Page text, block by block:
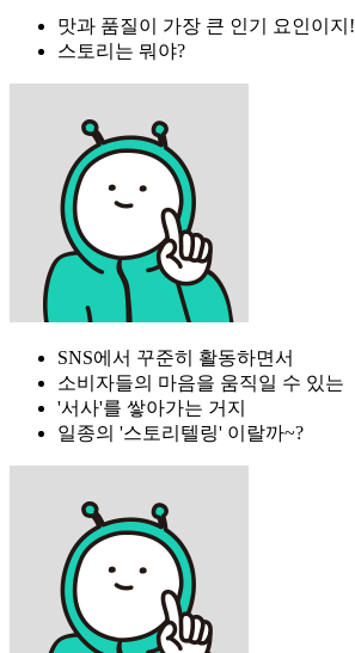
맛과 품질이 가장 큰 인기 요인이지!
스토리는 뭐야?
SNS에서 꾸준히 활동하면서
소비자들의 마음을 움직일 수 있는
'서사'를 쌓아가는 거지
일종의 '스토리텔링' 이랄까~?